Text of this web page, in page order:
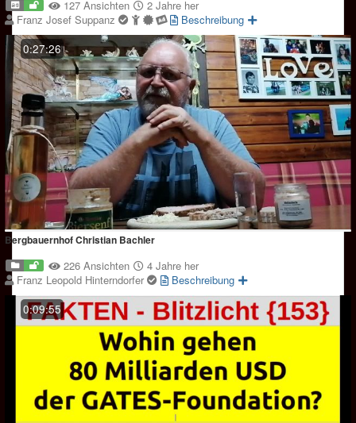
127 Ansichten
2 Jahre her
Franz Josef Suppanz
Beschreibung
0:27:26
Bergbauernhof Christian Bachler
226 Ansichten
4 Jahre her
Franz Leopold Hinterndorfer
Beschreibung
0:09:55